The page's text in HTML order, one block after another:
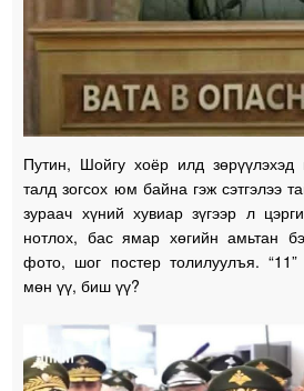
Путин, Шойгу хоёр илд зөрүүлэхэд
талд зогсох юм байна гэж сэтгэлээ
зураач хүний хувиар зүгээр л
нотлох, бас ямар хөгийн амьтан
фото, шог постер толилуулъя.
мөн үү, биш үү?